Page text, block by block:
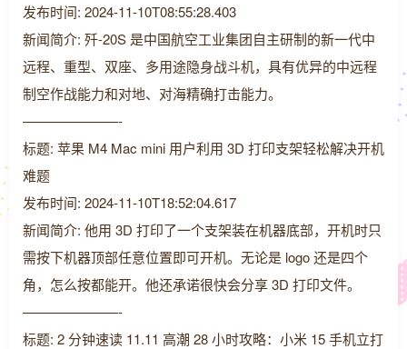
发布时间: 2024-11-10T08:55:28.403
新闻简介: 歼-20S 是中国航空工业集团自主研制的新一代中
远程、重型、双座、多用途隐身战斗机，具有优异的中远程
制空作战能力和对地、对海精确打击能力。
———————-
标题: 苹果 M4 Mac mini 用户利用 3D 打印支架轻松解决开机
难题
发布时间: 2024-11-10T18:52:04.617
新闻简介: 他用 3D 打印了一个支架装在机器底部，开机时只
需按下机器顶部任意位置即可开机。无论是 logo 还是四个
角，怎么按都能开。他还承诺很快会分享 3D 打印文件。
———————-
标题: 2 分钟速读 11.11 高潮 28 小时攻略：小米 15 手机立打